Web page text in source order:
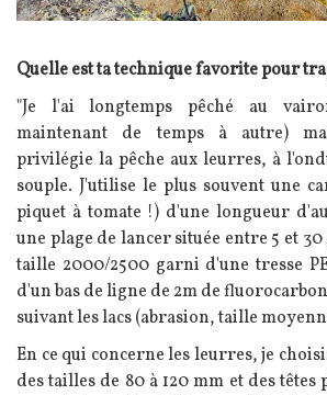
Texte
Quelle est ta technique favorite pour
"Je l'ai longtemps pêché au
maintenant de temps à autre)
privilégie la pêche aux leurres, à
souple. J'utilise le plus souvent une
piquet à tomate !) d'une longueur
une plage de lancer située entre 5 et
taille 2000/2500 garni d'une tresse
d'un bas de ligne de 2m de
suivant les lacs (abrasion, taille
En ce qui concerne les leurres, je
des tailles de 80 à 120 mm et des têtes